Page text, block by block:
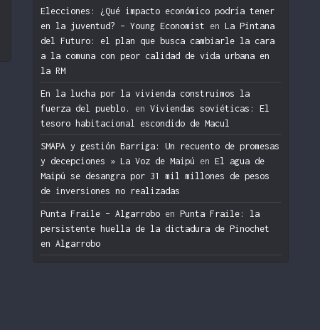
Elecciones: ¿Qué impacto económico podría tener
en la juventud? – Young Economist en La Pintana
del Futuro: el plan que busca cambiarle la cara
a la comuna con peor calidad de vida urbana en
la RM
En la lucha por la vivienda construimos la
fuerza del pueblo.
en Viviendas soviéticas: El
tesoro habitacional escondido de Macul
SMAPA y gestión Barriga: Un recuento de promesas
y decepciones » La Voz de Maipú en El agua de
Maipú se desangra por 31 mil millones de pesos
de inversiones no realizadas
Punta Fraile – Algarrobo en Punta Fraile: la
persistente huella de la dictadura de Pinochet
en Algarrobo